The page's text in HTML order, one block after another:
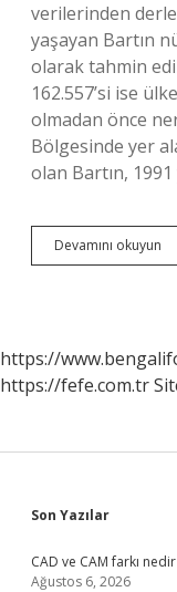
verilerinden
yaşayan Bartın
olarak tahmin
162.557’si ise
olmadan önce
Bölgesinde yer
olan Bartın, 1991
Devamını okuyun
En
https://
https://fefe.com.tr
Sidebar
Son Yazılar
CAD ve CAM farkı nedir
Ağustos 6, 2026